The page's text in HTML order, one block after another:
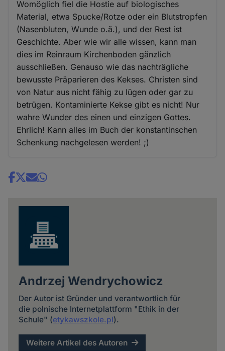
Womöglich fiel die Hostie auf biologisches
Material, etwa Spucke/Rotze oder ein Blutstropfen
(Nasenbluten, Wunde o.ä.), und der Rest ist
Geschichte. Aber wie wir alle wissen, kann man
dies im Reinraum Kirchenboden gänzlich
ausschließen. Genauso wie das nachträgliche
bewusste Präparieren des Kekses. Christen sind
von Natur aus nicht fähig zu lügen oder gar zu
betrügen. Kontaminierte Kekse gibt es nicht! Nur
wahre Wunder des einen und einzigen Gottes.
Ehrlich! Kann alles im Buch der konstantinschen
Schenkung nachgelesen werden! ;)
Share
Andrzej Wendrychowicz
Der Autor ist Gründer und verantwortlich für
die polnische Internetplattform "Ethik in der
Schule" (etykawszkole.pl).
Weitere Artikel des Autoren